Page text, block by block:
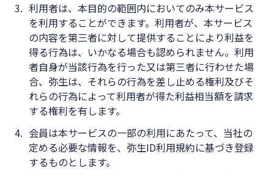
3. 利用者は、本目的の範囲内においてのみ本サービス
を利用することができます。利用者が、本サービス
の内容を第三者に対して提供することにより利益を
得る行為は、いかなる場合も認められません。利用
者自身が当該行為を行った又は第三者に行わせた場
合、弥生は、それらの行為を差し止める権利及びそ
れらの行為によって利用者が得た利益相当額を請求
する権利を有します。
4. 会員は本サービスの一部の利用にあたって、当社の
定める必要な情報を、弥生ID利用規約に基づき登録
するものとします。